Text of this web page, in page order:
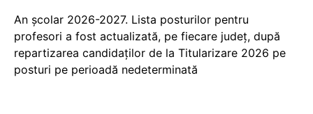
An școlar 2026-2027. Lista posturilor pentru
profesori a fost actualizată, pe fiecare județ, după
repartizarea candidaților de la Titularizare 2026 pe
posturi pe perioadă nedeterminată